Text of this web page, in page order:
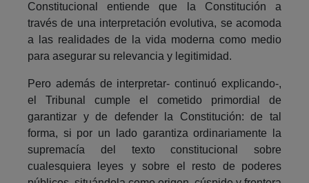
Constitucional entiende que la Constitución a
través de una interpretación evolutiva, se acomoda
a las realidades de la vida moderna como medio
para asegurar su relevancia y legitimidad.
Pero además de interpretar- continuó explicando-,
el Tribunal cumple el cometido primordial de
garantizar y de defender la Constitución: de tal
forma, si por un lado garantiza ordinariamente la
supremacía del texto constitucional sobre
cualesquiera leyes y sobre el resto de poderes